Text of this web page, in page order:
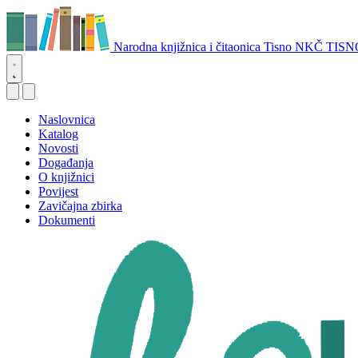
Narodna knjižnica i čitaonica Tisno NKČ
Naslovnica
Katalog
Novosti
Događanja
O knjižnici
Povijest
Zavičajna zbirka
Dokumenti